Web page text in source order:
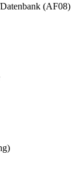
(AF08)